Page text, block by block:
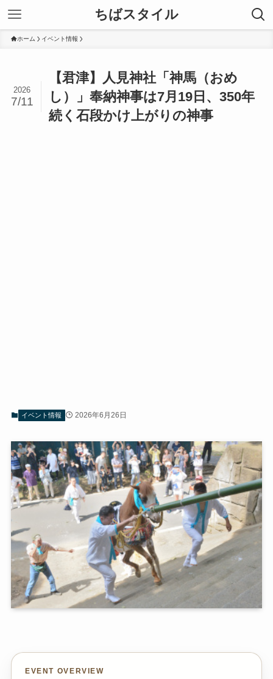
ちばスタイル
ホーム イベント情報
【君津】人見神社「神馬（おめ
し）」奉納神事は7月19日、350年
続く石段かけ上がりの神事
2026
7/11
イベント情報 2026年6月26日
EVENT OVERVIEW